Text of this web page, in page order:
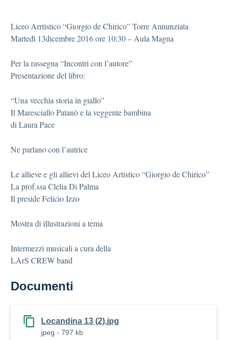
Liceo Arrtistico “Giorgio de Chirico” Torre Annunziata
Martedì 13dicembre 2016 ore 10:30 – Aula Magna
Per la rassegna “Incontri con l’autore”
Presentazione del libro:
“Una vecchia storia in giallo”
Il Maresciallo Patanò e la veggente bambina
di Laura Pace
Ne parlano con l’autrice
Le allieve e gli allievi del Liceo Artistico “Giorgio de Chirico”
La prof.ssa Clelia Di Palma
Il preside Felicio Izzo
Mostra di illustrazioni a tema
Intermezzi musicali a cura della
LArS CREW band
Documenti
Locandina 13 (2).jpg
jpeg - 797 kb